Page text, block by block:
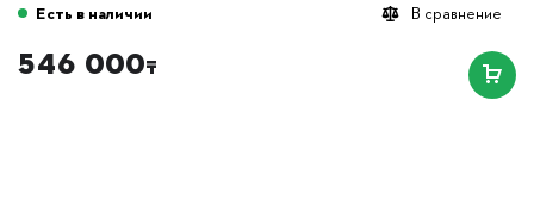
В сравнение
Есть в наличии
546 000₸